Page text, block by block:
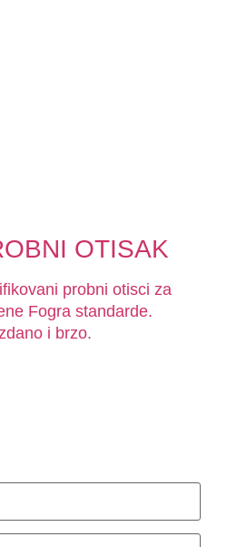
OTISAK
probni otisci za
Fogra standarde.
i brzo.